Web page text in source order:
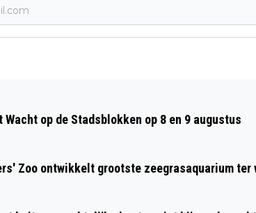
DIRECTEUR CONNECTIE
IN NIEUWE JAAR
Wacht op de Stadsblokken op 8 en 9 augustus
Zoo ontwikkelt grootste zeegrasaquarium ter